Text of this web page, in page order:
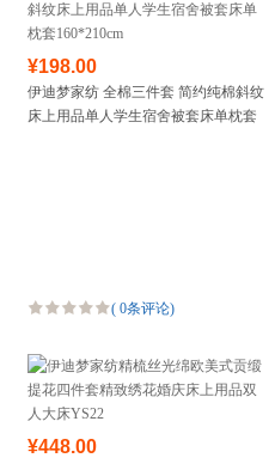
¥198.00
伊迪梦家纺 全棉三件套 简约纯棉斜纹
床上用品单人学生宿舍被套床单枕套
( 0条评论)
¥448.00